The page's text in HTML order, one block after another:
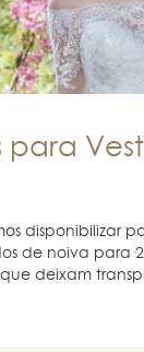
para
disponibilizar
de noiva para
que deixam